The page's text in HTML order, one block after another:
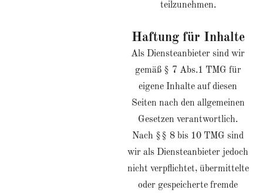
teilzunehmen.
Haftung für Inhalte
Als Diensteanbieter sind wir
gemäß § 7 Abs.1 TMG für
eigene Inhalte auf diesen
Seiten nach den allgemeinen
Gesetzen verantwortlich.
Nach §§ 8 bis 10 TMG sind
wir als Diensteanbieter jedoch
nicht verpflichtet, übermittelte
oder gespeicherte fremde